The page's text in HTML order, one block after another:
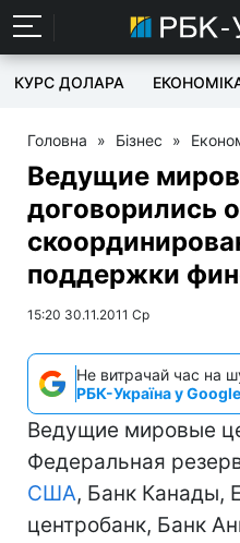
КУРС ДОЛАРА
Головна » Бізнес »
Ведущие
договорились
поддержки
15:20 30.11.2011 Ср
Не витрачай час на
РБК-Україна у Google
Ведущие мировые
Федеральная
США, Банк Канады,
центробанк, Банк